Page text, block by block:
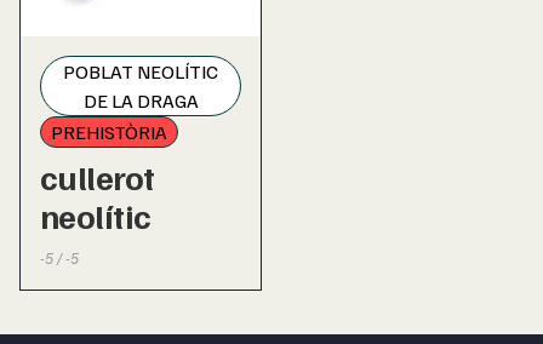
POBLAT NEOLÍTIC
DE LA DRAGA
PREHISTÒRIA
cullerot
neolític
-5 / -5